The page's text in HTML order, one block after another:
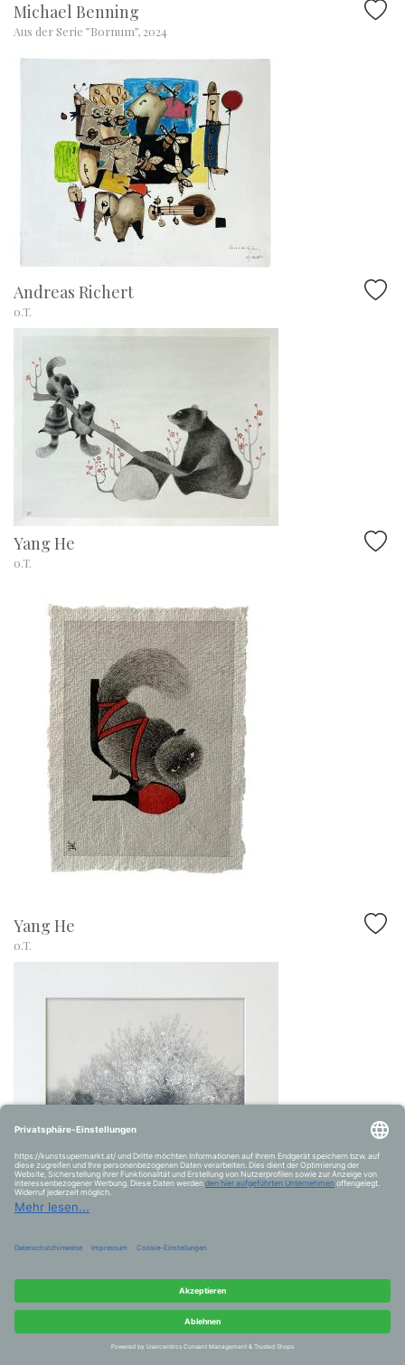
Michael Benning
Aus der Serie ”Bornum”, 2024
Andreas Richert
o.T.
Yang He
o.T.
Yang He
o.T.
Hélène Fuhs